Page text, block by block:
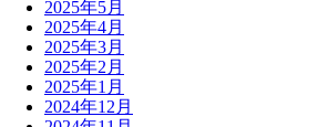
2025年5月
2025年4月
2025年3月
2025年2月
2025年1月
2024年12月